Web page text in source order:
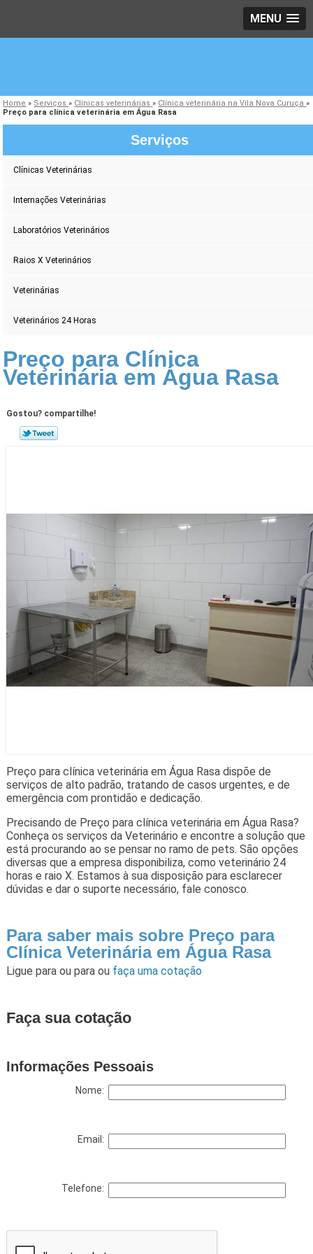
MENU
Home » Serviços» Clínicas veterinárias» Clínica veterinária na Vila Nova Curuça»
Preço para clínica veterinária em Água Rasa
Serviços
Clínicas Veterinárias
Internações Veterinárias
Laboratórios Veterinários
Raios X Veterinários
Veterinárias
Veterinários 24 Horas
Preço para Clínica
Veterinária em Água Rasa
Gostou? compartilhe!
Preço para clínica veterinária em Água Rasa dispõe de
serviços de alto padrão, tratando de casos urgentes, e de
emergência com prontidão e dedicação.
Precisando de Preço para clínica veterinária em Água Rasa?
Conheça os serviços da Veterinário e encontre a solução que
está procurando ao se pensar no ramo de pets. São opções
diversas que a empresa disponibiliza, como veterinário 24
horas e raio X. Estamos à sua disposição para esclarecer
dúvidas e dar o suporte necessário, fale conosco.
Para saber mais sobre Preço para
Clínica Veterinária em Água Rasa
Ligue para ou para ou faça uma cotação
Faça sua cotação
Informações Pessoais
Nome:
Email:
Telefone: